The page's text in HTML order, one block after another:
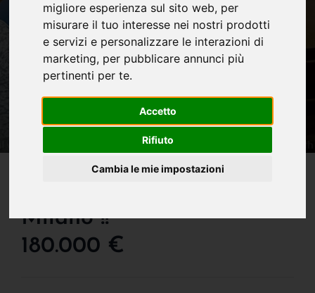
migliore esperienza sul sito web, per
misurare il tuo interesse nei nostri prodotti
e servizi e personalizzare le interazioni di
marketing, per pubblicare annunci più
pertinenti per te.
Accetto
Rifiuto
Cambia le mie impostazioni
Milano !!
180.000 €